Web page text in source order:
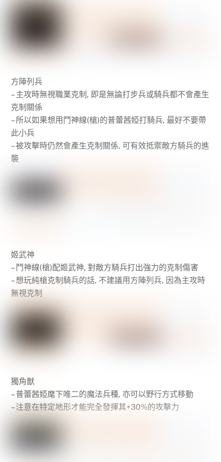
方陣列兵
– 主攻時無視職業克制, 即是無論打步兵或騎兵都不會產生
克制關係
– 所以如果想用鬥神線(槍)的普蕾茜婭打騎兵, 最好不要帶
此小兵
– 被攻擊時仍然會產生克制關係, 可有效抵禦敵方騎兵的進
襲
姬武神
– 鬥神線(槍)配姬武神, 對敵方騎兵打出強力的克制傷害
– 想玩純槍克制騎兵的話, 不建議用方陣列兵, 因為主攻時
無視克制
獨角獸
– 普蕾茜婭麾下唯二的魔法兵種, 亦可以野行方式移動
– 注意在特定地形才能完全發揮其+30%的攻擊力